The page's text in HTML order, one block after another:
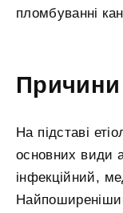
пломбуванні
Причини
На підставі
основних види
інфекційний,